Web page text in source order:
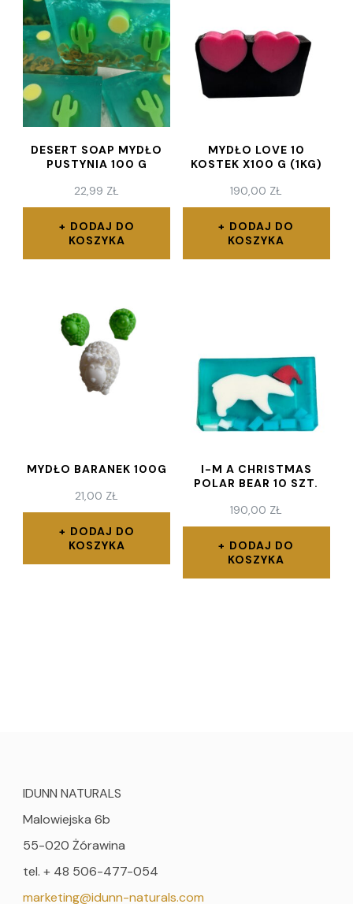
DESERT SOAP MYDŁO
PUSTYNIA 100 G
22,99 ZŁ
DODAJ DO
KOSZYKA
MYDŁO LOVE 10
KOSTEK X100 G (1KG)
190,00 ZŁ
DODAJ DO
KOSZYKA
MYDŁO BARANEK 100G
21,00 ZŁ
DODAJ DO
KOSZYKA
I-M A CHRISTMAS
POLAR BEAR 10 SZT.
190,00 ZŁ
DODAJ DO
KOSZYKA
IDUNN NATURALS
Malowiejska 6b
55-020 Żórawina
tel. + 48 506-477-054
marketing@idunn-naturals.com